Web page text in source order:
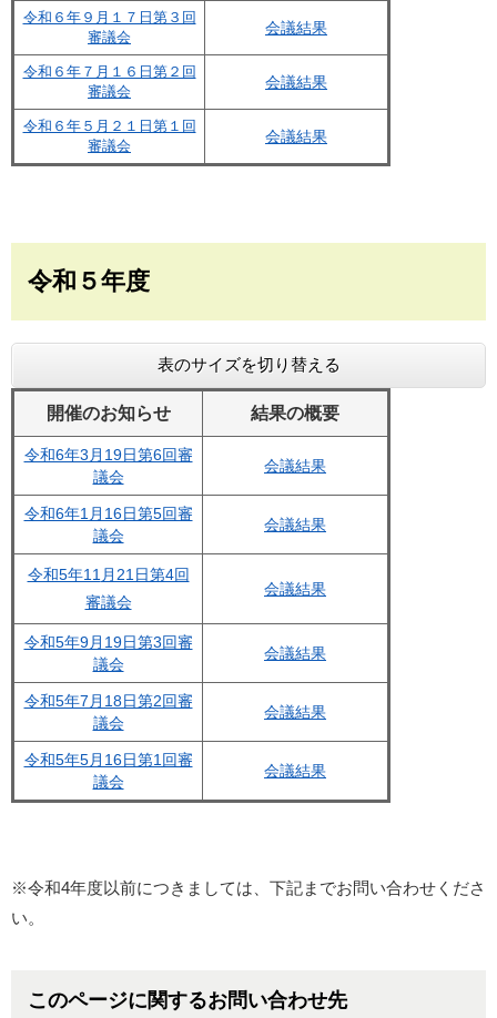
令和６年９月１７日第３回
審議会
会議結果
令和６年７月１６日第２回
審議会
会議結果
令和６年５月２１日第１回
審議会
会議結果
令和５年度
表のサイズを切り替える
開催のお知らせ 結果の概要
令和6年3月19日第6回審
議会
会議結果
令和6年1月16日第5回審
議会
会議結果
令和5年11月21日第4回
審議会
会議結果
令和5年9月19日第3回審
議会
会議結果
令和5年7月18日第2回審
議会
会議結果
令和5年5月16日第1回審
議会
会議結果
※令和4年度以前につきましては、下記までお問い合わせくださ
い。
このページに関するお問い合わせ先